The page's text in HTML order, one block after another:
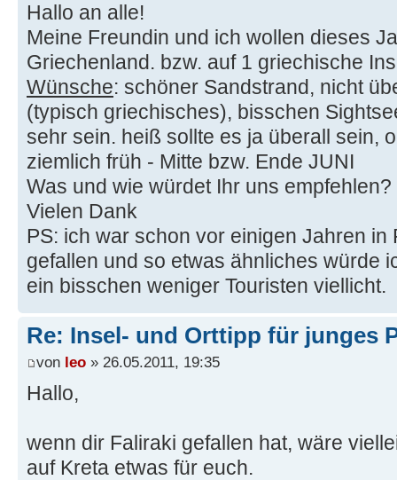
Hallo an alle!
Meine Freundin und ich wollen dieses
Griechenland. bzw. auf 1 griechische
Wünsche: schöner Sandstrand, nicht
(typisch griechisches), bisschen
sehr sein. heiß sollte es ja überall sein,
ziemlich früh - Mitte bzw. Ende JUNI
Was und wie würdet Ihr uns empfehlen?
Vielen Dank
PS: ich war schon vor einigen Jahren in
gefallen und so etwas ähnliches würde
ein bisschen weniger Touristen viellicht.
Re: Insel- und Orttipp für junges
von leo » 26.05.2011, 19:35
Hallo,
wenn dir Faliraki gefallen hat, wäre
auf Kreta etwas für euch.